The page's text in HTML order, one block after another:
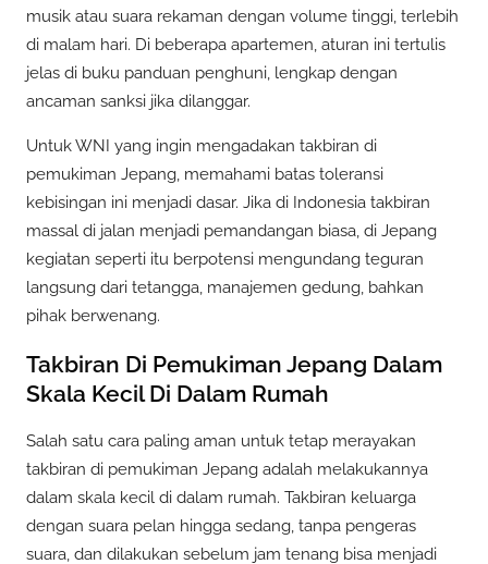
musik atau suara rekaman dengan volume tinggi, terlebih
di malam hari. Di beberapa apartemen, aturan ini tertulis
jelas di buku panduan penghuni, lengkap dengan
ancaman sanksi jika dilanggar.
Untuk WNI yang ingin mengadakan takbiran di
pemukiman Jepang, memahami batas toleransi
kebisingan ini menjadi dasar. Jika di Indonesia takbiran
massal di jalan menjadi pemandangan biasa, di Jepang
kegiatan seperti itu berpotensi mengundang teguran
langsung dari tetangga, manajemen gedung, bahkan
pihak berwenang.
Takbiran Di Pemukiman Jepang Dalam
Skala Kecil Di Dalam Rumah
Salah satu cara paling aman untuk tetap merayakan
takbiran di pemukiman Jepang adalah melakukannya
dalam skala kecil di dalam rumah. Takbiran keluarga
dengan suara pelan hingga sedang, tanpa pengeras
suara, dan dilakukan sebelum jam tenang bisa menjadi